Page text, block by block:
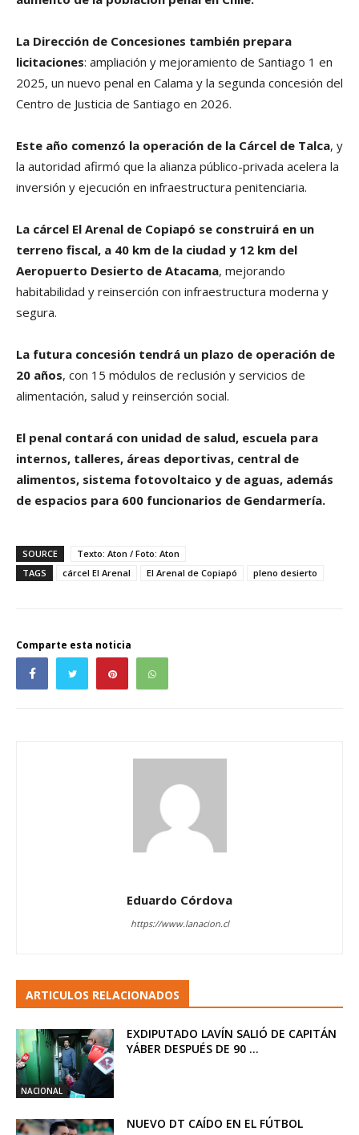
La Dirección de Concesiones también prepara
licitaciones: ampliación y mejoramiento de Santiago 1 en
2025, un nuevo penal en Calama y la segunda concesión del
Centro de Justicia de Santiago en 2026.
Este año comenzó la operación de la Cárcel de Talca, y
la autoridad afirmó que la alianza público-privada acelera la
inversión y ejecución en infraestructura penitenciaria.
La cárcel El Arenal de Copiapó se construirá en un
terreno fiscal, a 40 km de la ciudad y 12 km del
Aeropuerto Desierto de Atacama, mejorando
habitabilidad y reinserción con infraestructura moderna y
segura.
La futura concesión tendrá un plazo de operación de
20 años, con 15 módulos de reclusión y servicios de
alimentación, salud y reinserción social.
El penal contará con unidad de salud, escuela para
internos, talleres, áreas deportivas, central de
alimentos, sistema fotovoltaico y de aguas, además
de espacios para 600 funcionarios de Gendarmería.
SOURCE
Texto: Aton / Foto: Aton
TAGS
cárcel El Arenal El Arenal de Copiapó pleno desierto
Comparte esta noticia
Eduardo Córdova
https://www.lanacion.cl
ARTICULOS RELACIONADOS
NACIONAL
EXDIPUTADO LAVÍN SALIÓ DE CAPITÁN
YÁBER DESPUÉS DE 90 ...
NUEVO DT CAÍDO EN EL FÚTBOL